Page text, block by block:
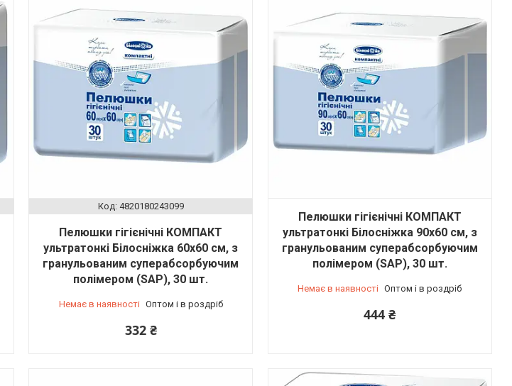
4820180243099
Пелюшки гігієнічні КОМПАКТ
ультратонкі Білосніжка 60х60 см, з
гранульованим суперабсорбуючим
полімером (SAP), 30 шт.
Немає в наявності Оптом і в роздріб
332 ₴
Пелюшки гігієнічні КОМПАКТ
ультратонкі Білосніжка 90х60 см, з
гранульованим суперабсорбуючим
полімером (SAP), 30 шт.
Немає в наявності Оптом і в роздріб
444 ₴